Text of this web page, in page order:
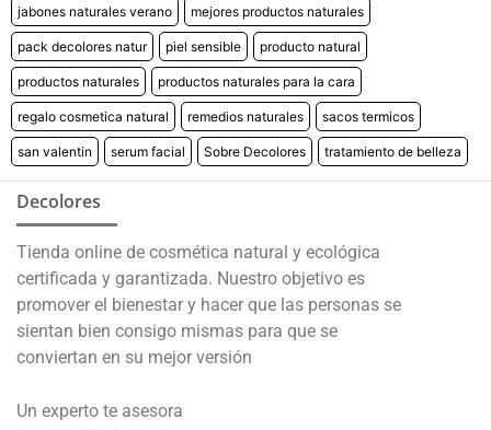
jabones naturales verano mejores productos naturales
pack decolores natur piel sensible producto natural
productos naturales productos naturales para la cara
regalo cosmetica natural remedios naturales sacos termicos
san valentin serum facial Sobre Decolores tratamiento de belleza
Decolores
Tienda online de cosmética natural y ecológica
certificada y garantizada. Nuestro objetivo es
promover el bienestar y hacer que las personas se
sientan bien consigo mismas para que se
conviertan en su mejor versión
Un experto te asesora